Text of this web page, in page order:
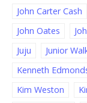
John Carter Cash
John Oates
Juju
Junior
Kenneth
Kim Weston